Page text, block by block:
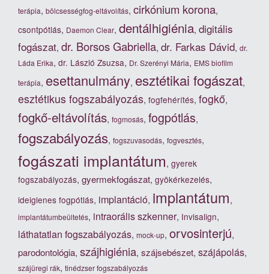
terápia, bölcsességfog-eltávolítás, cirkónium korona,
csontpótlás, Daemon Clear, dentálhigiénia, digitális
fogászat, dr. Borsos Gabriella, dr. Farkas Dávid, dr.
Láda Erika, dr. László Zsuzsa, Dr. Szerényi Mária, EMS biofilm
terápia, esettanulmány, esztétikai fogászat,
esztétikus fogszabályozás, fogfehérítés, fogkő,
fogkő-eltávolítás, fogmosás, fogpótlás,
fogszabályozás, fogszuvasodás, fogvesztés,
fogászati implantátum, gyerek
fogszabályozás, gyermekfogászat, gyökérkezelés,
ideiglenes fogpótlás, implantáció, implantátum,
implantátumbeültetés, intraorális szkenner, Invisalign,
láthatatlan fogszabályozás, mock-up, orvosinterjú,
parodontológia, szájhigiénia, szájsebészet, szájápolás,
szájüregi rák, tinédzser fogszabályozás